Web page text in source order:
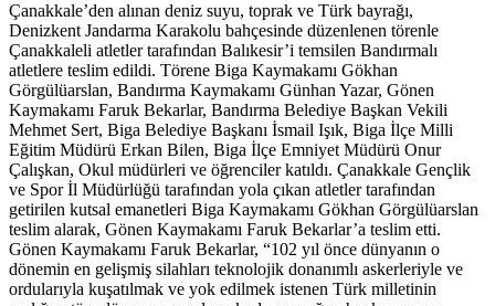
Çanakkale’den alınan deniz suyu, toprak ve Türk bayrağı,
Denizkent Jandarma Karakolu bahçesinde düzenlenen törenle
Çanakkaleli atletler tarafından Balıkesir’i temsilen Bandırmalı
atletlere teslim edildi. Törene Biga Kaymakamı Gökhan
Görgülüarslan, Bandırma Kaymakamı Günhan Yazar, Gönen
Kaymakamı Faruk Bekarlar, Bandırma Belediye Başkan Vekili
Mehmet Sert, Biga Belediye Başkanı İsmail Işık, Biga İlçe Milli
Eğitim Müdürü Erkan Bilen, Biga İlçe Emniyet Müdürü Onur
Çalışkan, Okul müdürleri ve öğrenciler katıldı. Çanakkale Gençlik
ve Spor İl Müdürlüğü tarafından yola çıkan atletler tarafından
getirilen kutsal emanetleri Biga Kaymakamı Gökhan Görgülüarslan
teslim alarak, Gönen Kaymakamı Faruk Bekarlar’a teslim etti.
Gönen Kaymakamı Faruk Bekarlar, “102 yıl önce dünyanın o
dönemin en gelişmiş silahları teknolojik donanımlı askerleriyle ve
ordularıyla kuşatılmak ve yok edilmek istenen Türk milletinin